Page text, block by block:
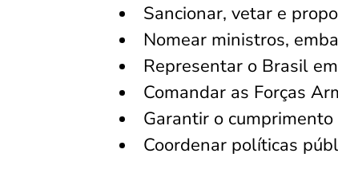
Sancionar, vetar e
Nomear ministros,
Representar o Brasil
Comandar as Forças
Garantir o
Coordenar políticas